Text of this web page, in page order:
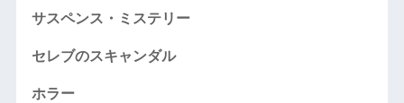
サスペンス・ミステリー
セレブのスキャンダル
ホラー